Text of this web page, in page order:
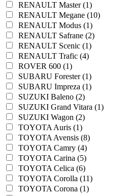
RENAULT Master (1)
RENAULT Megane (10)
RENAULT Modus (1)
RENAULT Safrane (2)
RENAULT Scenic (1)
RENAULT Trafic (4)
ROVER 600 (1)
SUBARU Forester (1)
SUBARU Impreza (1)
SUZUKI Baleno (2)
SUZUKI Grand Vitara (1)
SUZUKI Wagon (2)
TOYOTA Auris (1)
TOYOTA Avensis (8)
TOYOTA Camry (4)
TOYOTA Carina (5)
TOYOTA Celica (6)
TOYOTA Corolla (11)
TOYOTA Corona (1)